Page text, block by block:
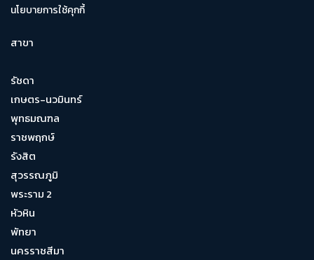
นโยบายการใช้คุกกี้
สาขา
รัชดา
เกษตร-นวมินทร์
พุทธมณฑล
ราชพฤกษ์
รังสิต
สุวรรณภูมิ
พระราม 2
หัวหิน
พัทยา
นครราชสีมา